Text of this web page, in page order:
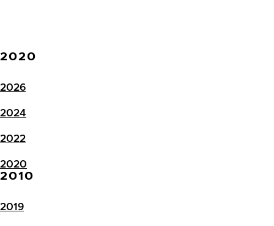
2020
2026
2024
2022
2020
2010
2019